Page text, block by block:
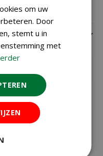
om uw
Door
stemt u in
met